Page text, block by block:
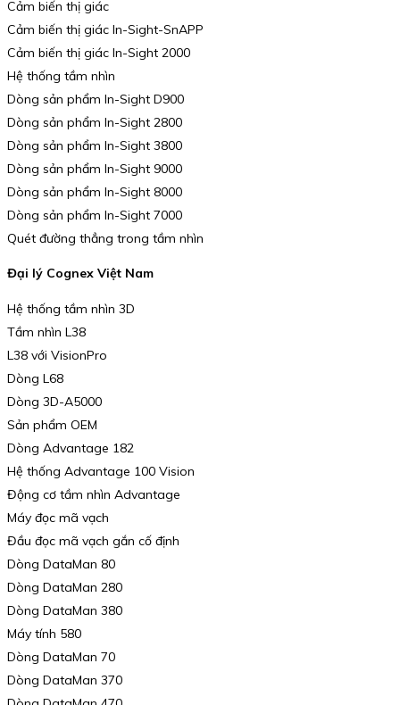
Cảm biến thị giác
Cảm biến thị giác In-Sight-SnAPP
Cảm biến thị giác In-Sight 2000
Hệ thống tầm nhìn
Dòng sản phẩm In-Sight D900
Dòng sản phẩm In-Sight 2800
Dòng sản phẩm In-Sight 3800
Dòng sản phẩm In-Sight 9000
Dòng sản phẩm In-Sight 8000
Dòng sản phẩm In-Sight 7000
Quét đường thẳng trong tầm nhìn
Đại lý Cognex Việt Nam
Hệ thống tầm nhìn 3D
Tầm nhìn L38
L38 với VisionPro
Dòng L68
Dòng 3D-A5000
Sản phẩm OEM
Dòng Advantage 182
Hệ thống Advantage 100 Vision
Động cơ tầm nhìn Advantage
Máy đọc mã vạch
Đầu đọc mã vạch gắn cố định
Dòng DataMan 80
Dòng DataMan 280
Dòng DataMan 380
Máy tính 580
Dòng DataMan 70
Dòng DataMan 370